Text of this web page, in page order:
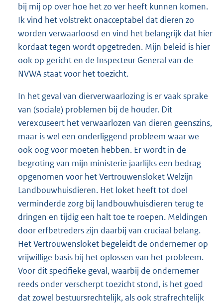
bij mij op over hoe het zo ver heeft kunnen komen.
Ik vind het volstrekt onacceptabel dat dieren zo
worden verwaarloosd en vind het belangrijk dat hier
kordaat tegen wordt opgetreden. Mijn beleid is hier
ook op gericht en de Inspecteur General van de
NVWA staat voor het toezicht.
In het geval van dierverwaarlozing is er vaak sprake
van (sociale) problemen bij de houder. Dit
verexcuseert het verwaarlozen van dieren geenszins,
maar is wel een onderliggend probleem waar we
ook oog voor moeten hebben. Er wordt in de
begroting van mijn ministerie jaarlijks een bedrag
opgenomen voor het Vertrouwensloket Welzijn
Landbouwhuisdieren. Het loket heeft tot doel
verminderde zorg bij landbouwhuisdieren terug te
dringen en tijdig een halt toe te roepen. Meldingen
door erfbetreders zijn daarbij van cruciaal belang.
Het Vertrouwensloket begeleidt de ondernemer op
vrijwillige basis bij het oplossen van het probleem.
Voor dit specifieke geval, waarbij de ondernemer
reeds onder verscherpt toezicht stond, is het goed
dat zowel bestuursrechtelijk, als ook strafrechtelijk